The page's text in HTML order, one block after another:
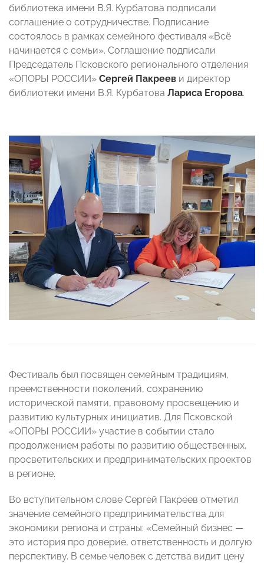
библиотека имени В.Я. Курбатова подписали
соглашение о сотрудничестве. Подписание
состоялось в рамках семейного фестиваля «Всё
начинается с семьи». Соглашение подписали
Председатель Псковского регионального отделения
«ОПОРЫ РОССИИ» Сергей Пакреев и директор
библиотеки имени В.Я. Курбатова Лариса Егорова.
Фестиваль был посвящен семейным традициям,
преемственности поколений, сохранению
исторической памяти, правовому просвещению и
развитию культурных инициатив. Для Псковской
«ОПОРЫ РОССИИ» участие в событии стало
продолжением работы по развитию общественных,
просветительских и предпринимательских проектов
в регионе.
Во вступительном слове Сергей Пакреев отметил
значение семейного предпринимательства для
экономики региона и страны: «Семейный бизнес —
это история про доверие, ответственность и долгую
перспективу. В семье человек с детства видит цену